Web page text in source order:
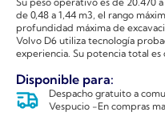
de 0,48 a 1,44 m3, el rango
profundidad máxima de
Volvo D6 utiliza tecnología
experiencia. Su potencia total es
Disponible para:
Despacho gratuito a
Vespucio -En compras